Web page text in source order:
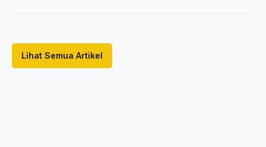
Lihat Semua Artikel